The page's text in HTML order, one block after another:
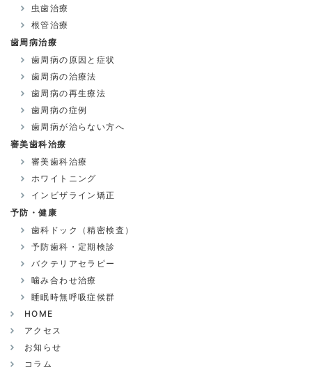
虫歯治療
根管治療
歯周病治療
歯周病の原因と症状
歯周病の治療法
歯周病の再生療法
歯周病の症例
歯周病が治らない方へ
審美歯科治療
審美歯科治療
ホワイトニング
インビザライン矯正
予防・健康
歯科ドック（精密検査）
予防歯科・定期検診
バクテリアセラピー
噛み合わせ治療
睡眠時無呼吸症候群
HOME
アクセス
お知らせ
コラム